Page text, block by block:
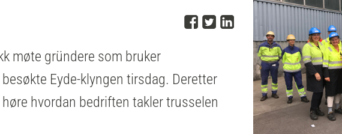
Del på Facebook
Del på Twitter
Del på LinkedIn
møte gründere som bruker
Eyde-klyngen tirsdag. Deretter
hvordan bedriften takler trusselen